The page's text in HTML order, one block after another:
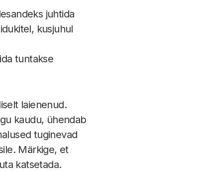
juhtida
kusjuhul
tuntakse
laienenud.
kaudu, ühendab
tuginevad
Märkige, et
katsetada.